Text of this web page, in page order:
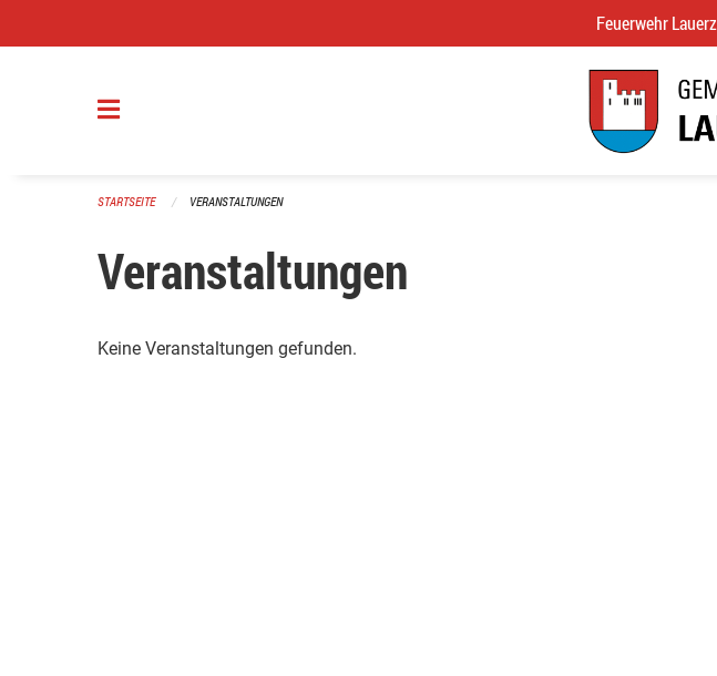
Feuerwehr Lauerz
STARTSEITE VERANSTALTUNGEN
Veranstaltungen
Keine Veranstaltungen gefunden.